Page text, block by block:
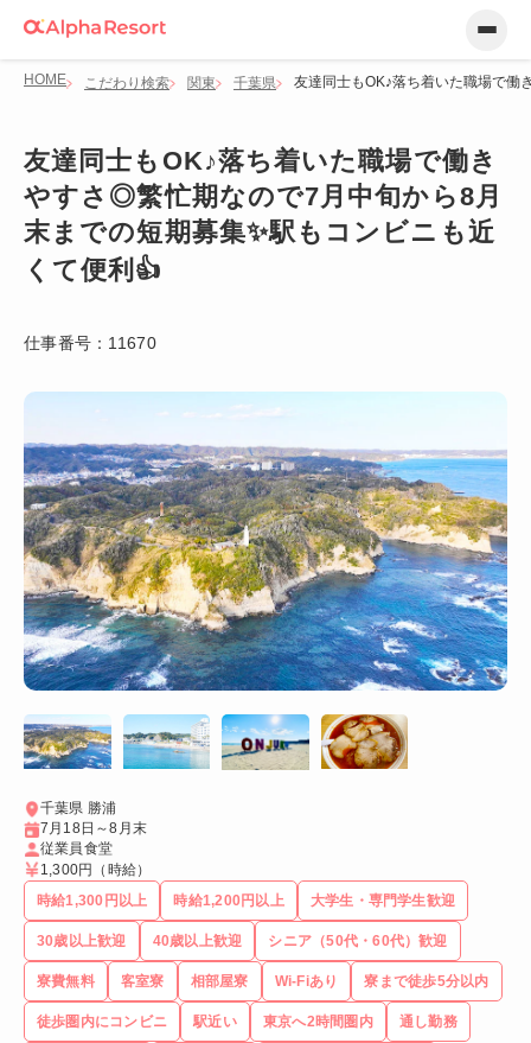
HOME こだわり検索 関東 千葉県 友達同士もOK♪落ち着いた職場で働
友達同士もOK♪落ち着いた職場で働き
やすさ◎繁忙期なので7月中旬から8月
末までの短期募集✨駅もコンビニも近
くて便利👍
仕事番号： 11670
千葉県 勝浦
7月18日～8月末
従業員食堂
1,300円 （時給）
時給1,300円以上
時給1,200円以上 大学生・専門学生歓迎
30歳以上歓迎 40歳以上歓迎 シニア（50代・60代）歓迎
寮費無料 客室寮 相部屋寮 Wi-Fiあり 寮まで徒歩5分以内
徒歩圏内にコンビニ 駅近い 東京へ2時間圏内 通し勤務